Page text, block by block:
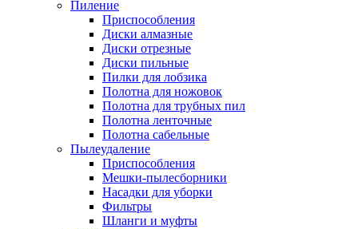
Пиление
Приспособления
Диски алмазные
Диски отрезные
Диски пильные
Пилки для лобзика
Полотна для ножовок
Полотна для трубных пил
Полотна ленточные
Полотна сабельные
Пылеудаление
Приспособления
Мешки-пылесборники
Насадки для уборки
Фильтры
Шланги и муфты